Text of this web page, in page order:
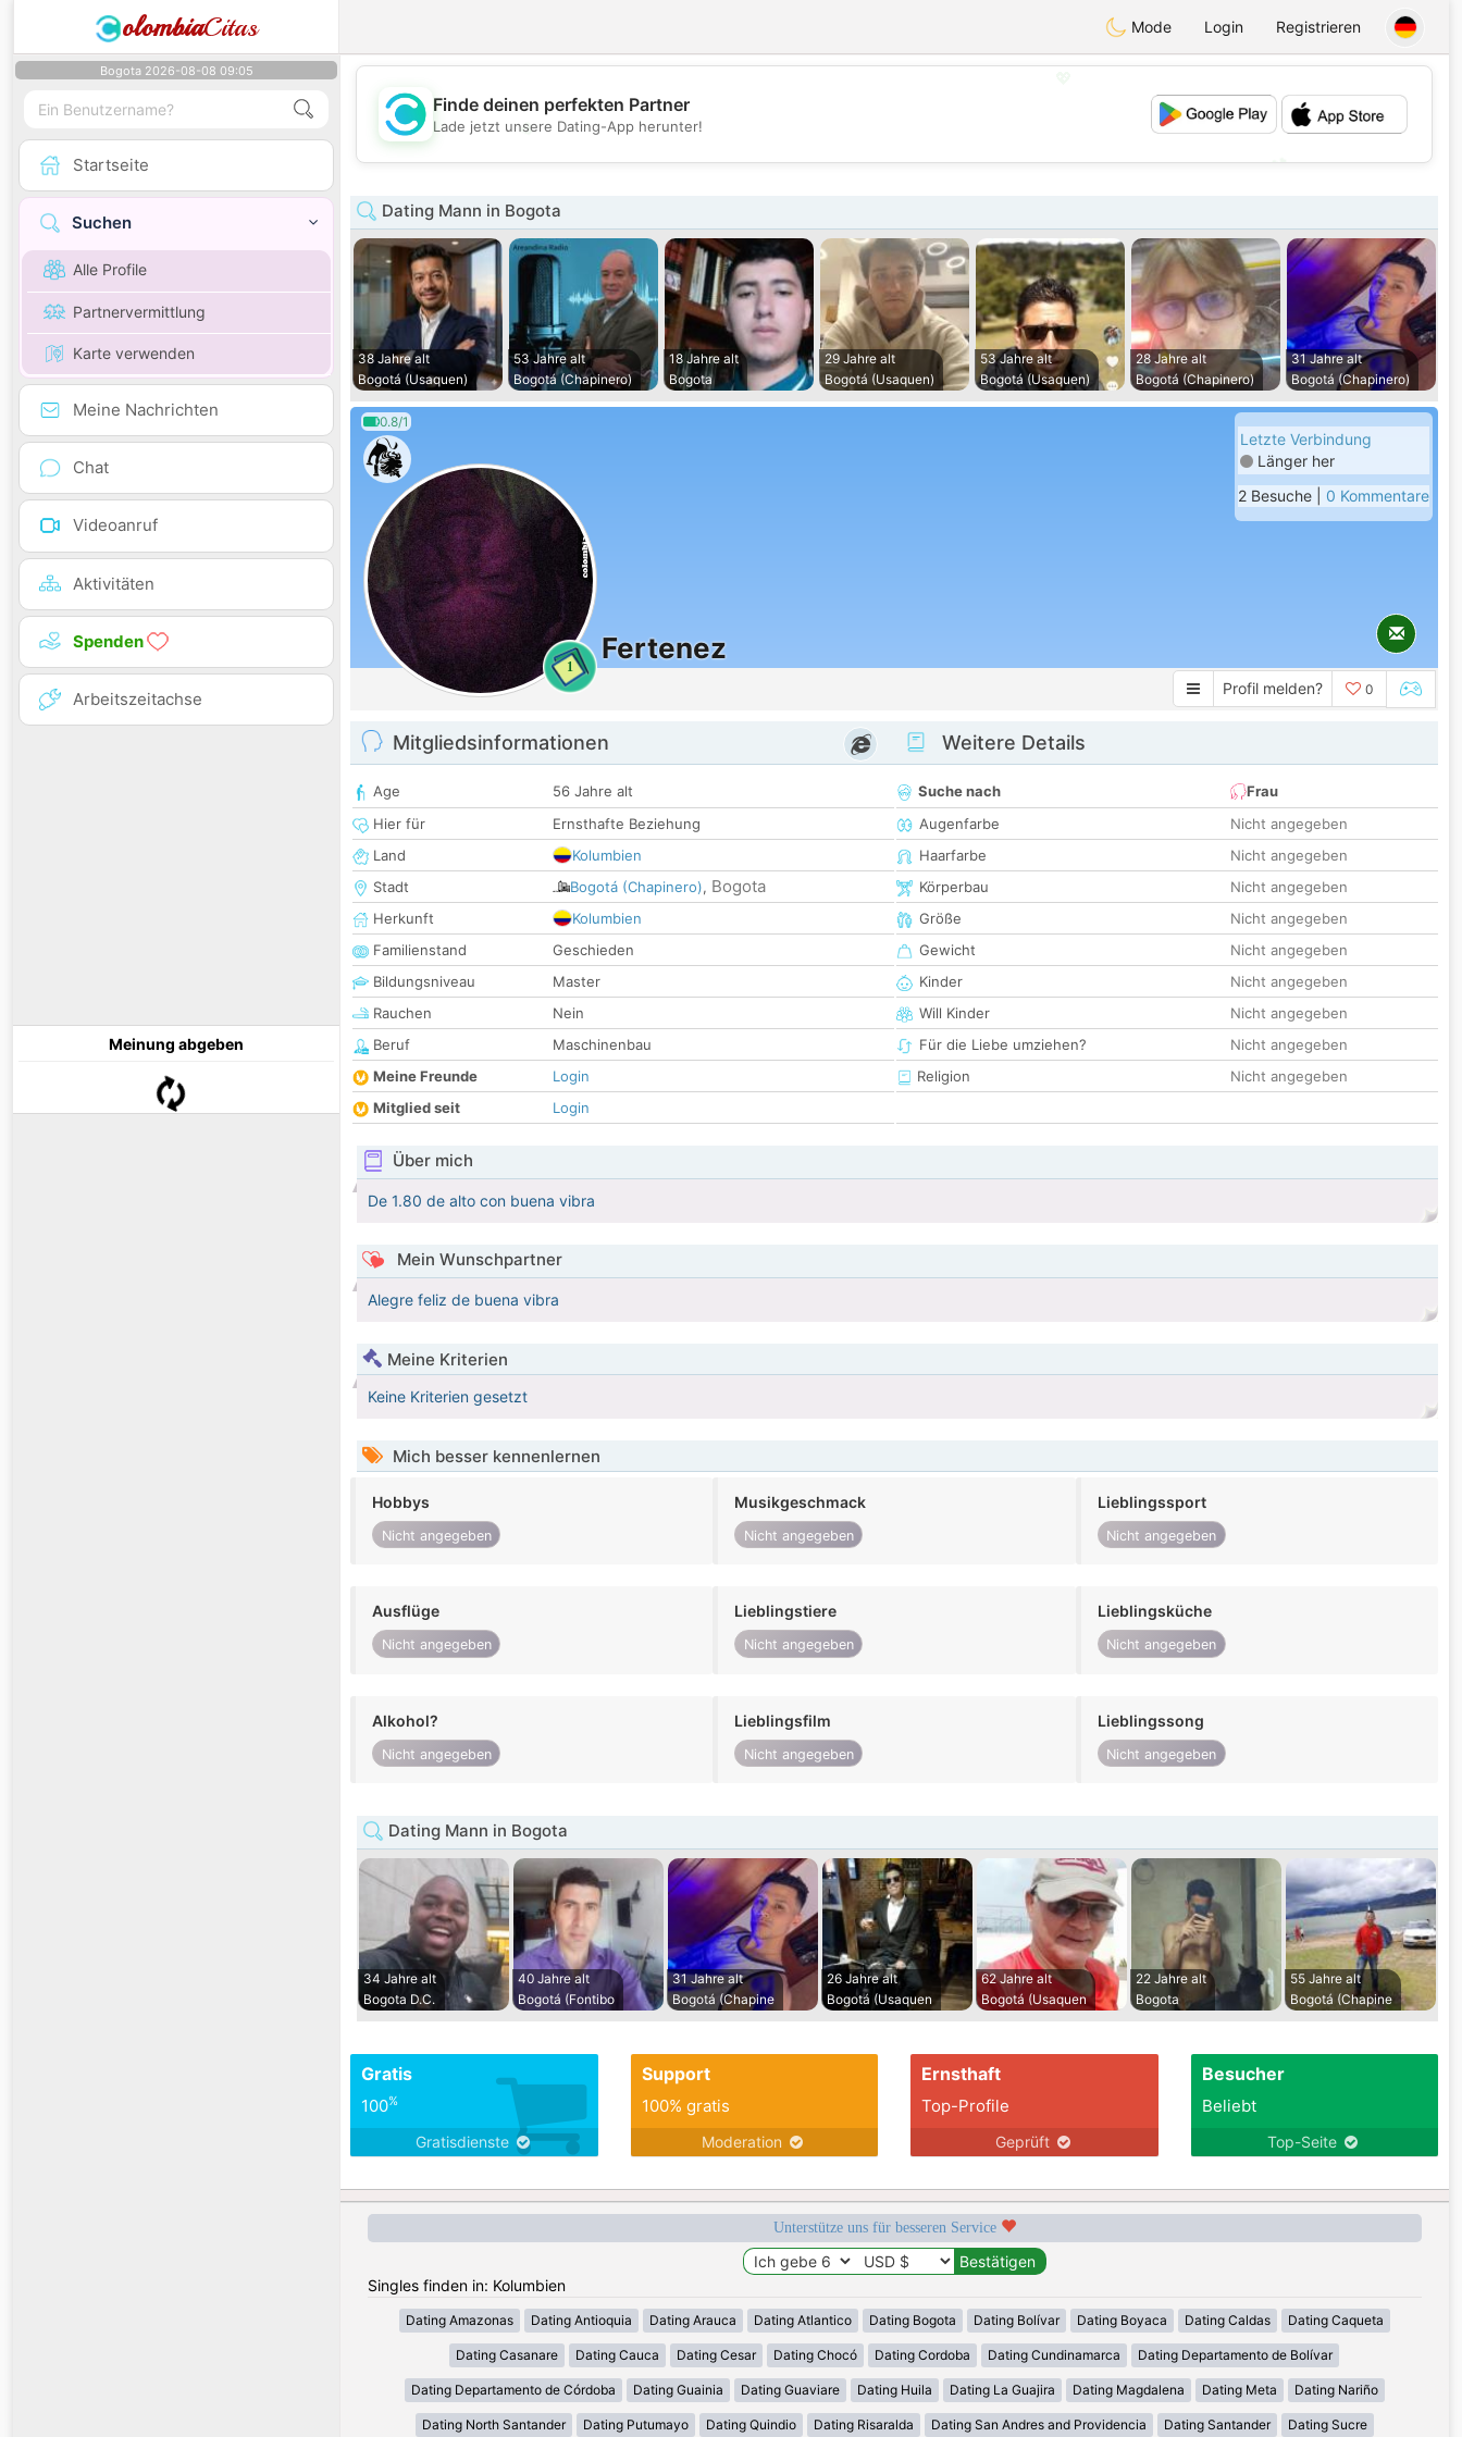
olombiaCitas Mode Login Registrieren
Bogota 2026-08-08 09:05
Startseite
Suchen
Alle Profile
Partnervermittlung
Karte verwenden
Meine Nachrichten
Chat
Videoanruf
Aktivitäten
Spenden
Arbeitszeitachse
Meinung abgeben
💕
Finde deinen perfekten Partner
Lade jetzt unsere Dating-App herunter!
Dating Mann in Bogota
38 Jahre alt
Bogotá (Usaquen)
53 Jahre alt
Bogotá (Chapinero)
18 Jahre alt
Bogota
29 Jahre alt
Bogotá (Usaquen)
53 Jahre alt
Bogotá (Usaquen)
28 Jahre alt
Bogotá (Chapinero)
31 Jahre alt
Bogotá (Chapinero)
0.8/1
1
Fertenez
Letzte Verbindung
Länger her
2 Besuche | 0 Kommentare
Profil melden? 0
Mitgliedsinformationen
Age
56 Jahre alt
Hier für
Ernsthafte Beziehung
Land
Kolumbien
Stadt
Bogotá (Chapinero), Bogota
Herkunft
Kolumbien
Familienstand
Geschieden
Bildungsniveau
Master
Rauchen
Nein
Beruf
Maschinenbau
Meine Freunde
Login
Mitglied seit
Login
Weitere Details
Suche nach
Frau
Augenfarbe
Nicht angegeben
Haarfarbe
Nicht angegeben
Körperbau
Nicht angegeben
Größe
Nicht angegeben
Gewicht
Nicht angegeben
Kinder
Nicht angegeben
Will Kinder
Nicht angegeben
Für die Liebe umziehen?
Nicht angegeben
Religion
Nicht angegeben
Über mich
De 1.80 de alto con buena vibra
Mein Wunschpartner
Alegre feliz de buena vibra
Meine Kriterien
Keine Kriterien gesetzt
Mich besser kennenlernen
Hobbys
Nicht angegeben
Musikgeschmack
Nicht angegeben
Lieblingssport
Nicht angegeben
Ausflüge
Nicht angegeben
Lieblingstiere
Nicht angegeben
Lieblingsküche
Nicht angegeben
Alkohol?
Nicht angegeben
Lieblingsfilm
Nicht angegeben
Lieblingssong
Nicht angegeben
Dating Mann in Bogota
34 Jahre alt
Bogota D.C.
40 Jahre alt
Bogotá (Fontibo
31 Jahre alt
Bogotá (Chapine
26 Jahre alt
Bogotá (Usaquen
62 Jahre alt
Bogotá (Usaquen
22 Jahre alt
Bogota
55 Jahre alt
Bogotá (Chapine
Gratis
100%
Gratisdienste
Support
100% gratis
Moderation
Ernsthaft
Top-Profile
Geprüft
Besucher
Beliebt
Top-Seite
Unterstütze uns für besseren Service
Singles finden in: Kolumbien
Dating Amazonas Dating Antioquia Dating Arauca Dating Atlantico Dating Bogota Dating Bolívar Dating Boyaca Dating Caldas Dating Caqueta
Dating Casanare Dating Cauca Dating Cesar Dating Chocó Dating Cordoba Dating Cundinamarca Dating Departamento de Bolívar
Dating Departamento de Córdoba Dating Guainia Dating Guaviare Dating Huila Dating La Guajira Dating Magdalena Dating Meta Dating Nariño
Dating North Santander Dating Putumayo Dating Quindio Dating Risaralda Dating San Andres and Providencia Dating Santander Dating Sucre